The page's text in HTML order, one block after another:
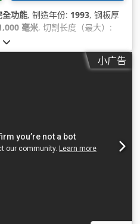
全功能, 制造年份: 1993, 钢板厚
毫米, 切割长度（最大）:
小广告